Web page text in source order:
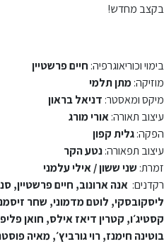
בקצב מחדש!
בימוי וכוריאוגרפיה: חיים פרשטיין
מוזיקה:מתן תלמי
מיקס ומאסטר: דניאל בראון
עיצוב תאורה:אורי מורג
הפקה:גלית קפון
עיצוב תפאורה:נטע הקר
זמרת: שני ששון / אילי עלמני
רקדנים: אנה ארונוב, חיים פרשטיין,
ליסקובסקי, לוטם מדמוני, שחר
קסטיג׳ו, קטרין דיאז אילס, חואן
בוטינה חימנז, רוי גורביץ׳, מאיה